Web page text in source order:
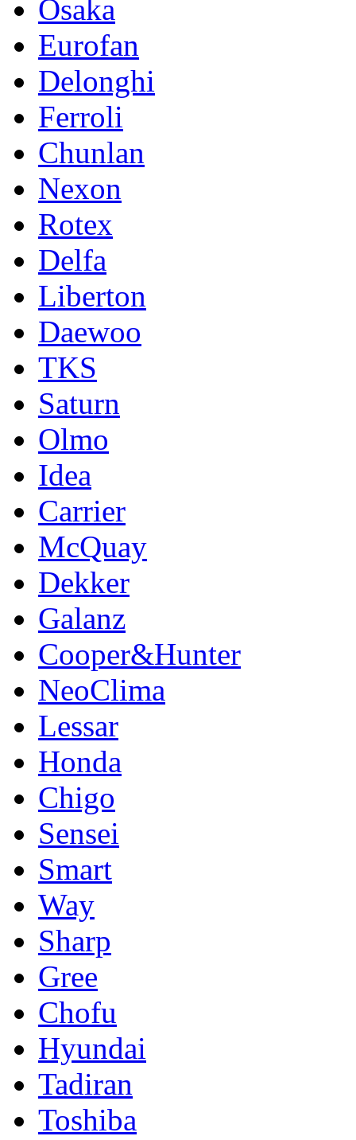
Osaka
Eurofan
Delonghi
Ferroli
Chunlan
Nexon
Rotex
Delfa
Liberton
Daewoo
TKS
Saturn
Olmo
Idea
Carrier
McQuay
Dekker
Galanz
Cooper&Hunter
NeoClima
Lessar
Honda
Chigo
Sensei
Smart
Way
Sharp
Gree
Chofu
Hyundai
Tadiran
Toshiba